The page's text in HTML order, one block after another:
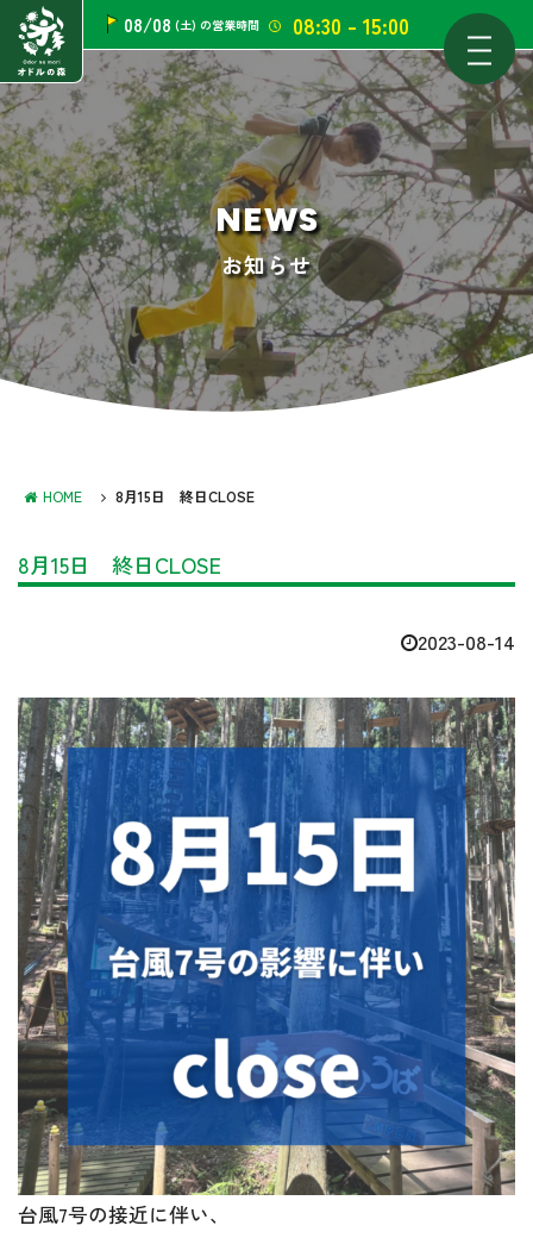
08/08 (土) の営業時間 08:30 - 15:00
NEWS
お知らせ
HOME 8月15日 終日CLOSE
8月15日 終日CLOSE
2023-08-14
台風7号の接近に伴い、